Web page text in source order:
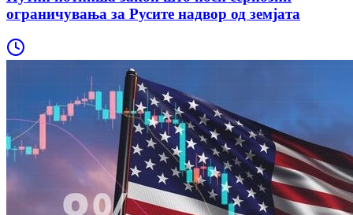
ограничувања за Русите надвор од земјата